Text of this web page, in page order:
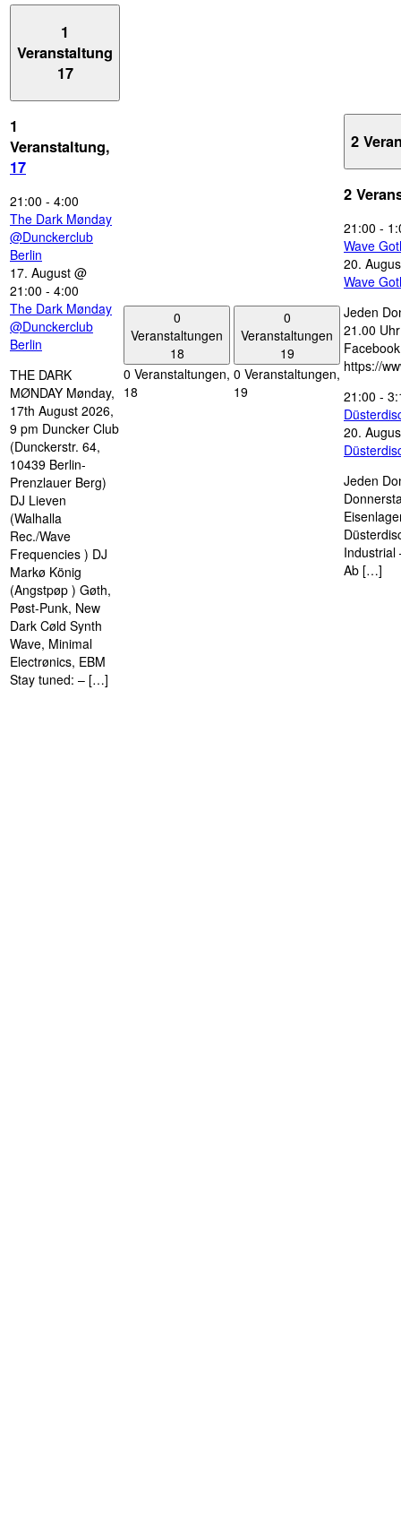
1
Veranstaltung
17
1
Veranstaltung,
17
21:00 - 4:00
The Dark Mønday
@Dunckerclub
Berlin
17. August @
21:00 - 4:00
The Dark Mønday
@Dunckerclub
Berlin
THE DARK
MØNDAY Mønday,
17th August 2026,
9 pm Duncker Club
(Dunckerstr. 64,
10439 Berlin-
Prenzlauer Berg)
DJ Lieven
(Walhalla
Rec./Wave
Frequencies ) DJ
Markø König
(Angstpøp ) Gøth,
Pøst-Punk, New
Dark Cøld Synth
Wave, Minimal
Electrønics, EBM
Stay tuned: – […]
0
Veranstaltungen
18
0 Veranstaltungen,
18
0
Veranstaltungen
19
0 Veranstaltungen,
19
2
2
21:00 -
Wave
20.
Wave
Jeden
21.00
https://
21:00 -
20.
Jeden
Industrial
Ab […]